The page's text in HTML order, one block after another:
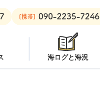
安良里ボート：オープン
[携帯] 090-2235-7246
海ログと海況